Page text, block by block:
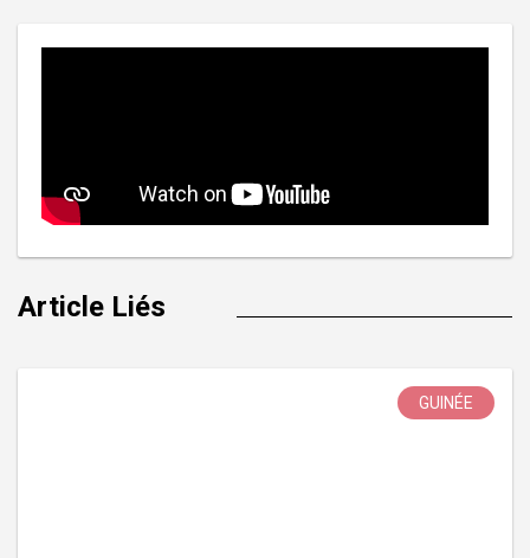
Article Liés
GUINÉE